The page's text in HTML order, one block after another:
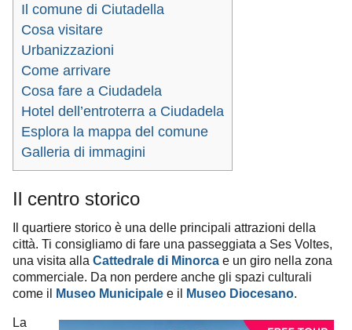
Il comune di Ciutadella
Cosa visitare
Urbanizzazioni
Come arrivare
Cosa fare a Ciudadela
Hotel dell’entroterra a Ciudadela
Esplora la mappa del comune
Galleria di immagini
Il centro storico
Il quartiere storico è una delle principali attrazioni della
città. Ti consigliamo di fare una passeggiata a Ses Voltes,
una visita alla Cattedrale di Minorca e un giro nella zona
commerciale. Da non perdere anche gli spazi culturali
come il Museo Municipale e il Museo Diocesano.
La